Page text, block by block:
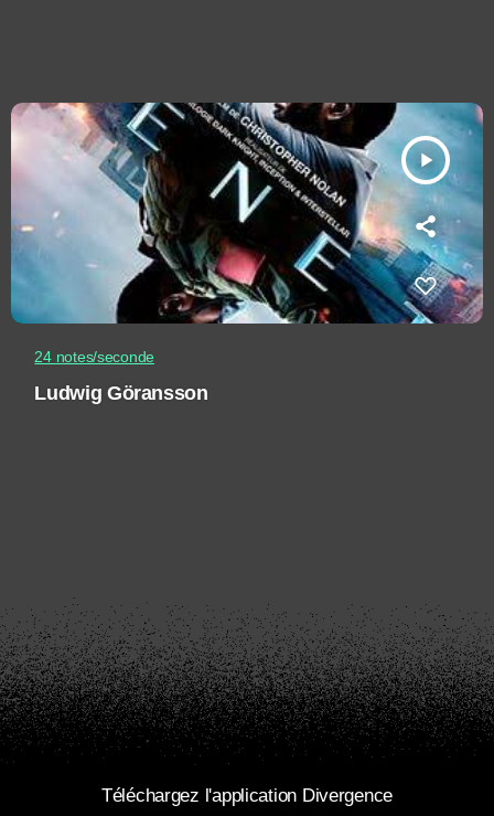
play_arrow
24 notes/seconde
Ludwig Göransson
Téléchargez l'application Divergence